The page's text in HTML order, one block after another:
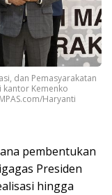
dan Pemasyarakatan
kantor Kemenko
Haryanti
pembentukan
Presiden
hingga